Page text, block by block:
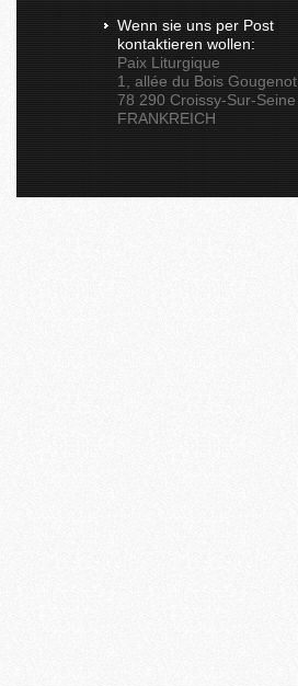
Wenn sie uns per Post
kontaktieren wollen:
Paix Liturgique
1, allée du Bois Gougenot
78 290 Croissy-Sur-Seine
FRANKREICH